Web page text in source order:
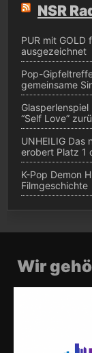
NSR
PUR mit GOLD
ausgezeichnet
Pop-
gemeinsame
“Self Love”
UNHEILIG Das
erobert Platz 1
K-Pop Demon
Filmgeschichte
Wir